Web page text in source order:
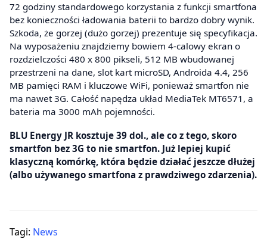
72 godziny standardowego korzystania z funkcji smartfona
bez konieczności ładowania baterii to bardzo dobry wynik.
Szkoda, że gorzej (dużo gorzej) prezentuje się specyfikacja.
Na wyposażeniu znajdziemy bowiem 4-calowy ekran o
rozdzielczości 480 x 800 pikseli, 512 MB wbudowanej
przestrzeni na dane, slot kart microSD, Androida 4.4, 256
MB pamięci RAM i kluczowe WiFi, ponieważ smartfon nie
ma nawet 3G. Całość napędza układ MediaTek MT6571, a
bateria ma 3000 mAh pojemności.
BLU Energy JR kosztuje 39 dol., ale co z tego, skoro
smartfon bez 3G to nie smartfon. Już lepiej kupić
klasyczną komórkę, która będzie działać jeszcze dłużej
(albo używanego smartfona z prawdziwego zdarzenia).
Tagi: News